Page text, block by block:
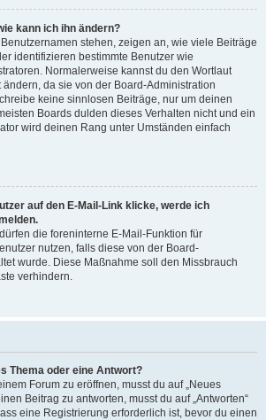
kann ich ihn ändern?
stehen, zeigen an, wie viele Beiträge
identifizieren bestimmte Benutzer wie
Normalerweise kannst du den Wortlaut
da sie von der Board-Administration
keine sinnlosen Beiträge, nur um deinen
Boards dulden dieses Verhalten nicht und ein
wird deinen Rang unter Umständen einfach
auf den E-Mail-Link klicke, werde ich
die foreninterne E-Mail-Funktion für
nutzen, falls diese von der Board-
wurde. Diese Maßnahme soll den Missbrauch
verhindern.
Thema oder eine Antwort?
Forum zu eröffnen, musst du auf „Neues
Beitrag zu antworten, musst du auf „Antworten“
eine Registrierung erforderlich ist, bevor du einen